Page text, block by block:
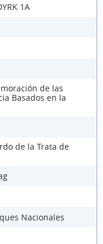
1A
de las
Basados en la
de la Trata de
Nacionales